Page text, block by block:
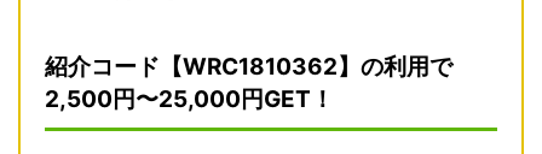
紹介コード【WRC1810362】の利用で
2,500円〜25,000円GET！